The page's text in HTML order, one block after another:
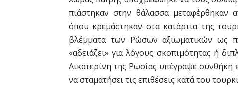
πιάστηκαν στην θάλασσα μεταφέρθηκαν
όπου κρεμάστηκαν στα κατάρτια της
βλέμματα των Ρώσων αξιωματικών ως
«αδειάζει» για λόγους σκοπιμότητας ή
Αικατερίνη της Ρωσίας υπέγραψε
να σταματήσει τις επιθέσεις κατά του